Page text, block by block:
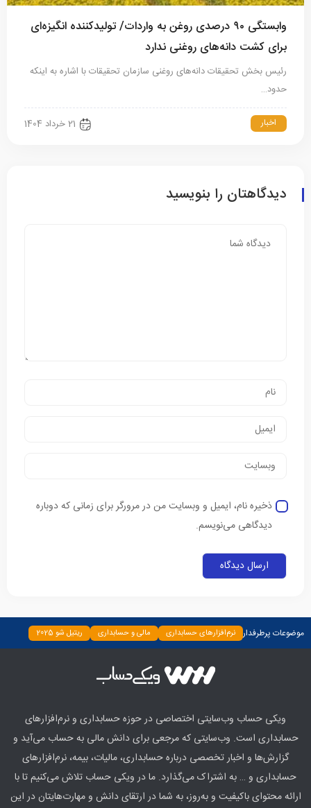
وابستگی ۹۰ درصدی روغن به واردات/ تولیدکننده انگیزه‌ای
برای کشت دانه‌های روغنی ندارد
رئیس بخش تحقیقات دانه‌های روغنی سازمان تحقیقات با اشاره به اینکه
حدود…
اخبار 21 خرداد 1404
دیدگاهتان را بنویسید
ذخیره نام، ایمیل و وبسایت من در مرورگر برای زمانی که دوباره
دیدگاهی می‌نویسم.
موضوعات پرطرفدار نرم‌افزارهای حسابداری مالی و حسابداری
ریتیل شو 2025
دسته‌بندی نشده
چپ چین بیمه و بانک اخبار ابزارها
ویکی حساب وب‌سایتی اختصاصی در حوزه حسابداری و نرم‌افزارهای
حسابداری است. وب‌سایتی که مرجعی برای دانش مالی به حساب می‌آید و
گزارش‌ها و اخبار تخصصی درباره حسابداری، مالیات، بیمه، نرم‌افزارهای
حسابداری و … به اشتراک می‌گذارد. ما در ویکی حساب تلاش می‌کنیم تا با
ارائه محتوای باکیفیت و به‌روز، به شما در ارتقای دانش و مهارت‌هایتان در این